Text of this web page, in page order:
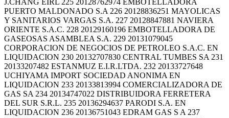
J.CHANG EIRL 225 20128762974 EMBOTELLADORA
PUERTO MALDONADO S.A 226 20128836251 MAYOLICAS
Y SANITARIOS VARGAS S.A. 227 20128847881 NAVIERA
ORIENTE S.A.C. 228 20129160196 EMBOTELLADORA DE
GASEOSAS ASAMBLEA S.A. 229 20131079045
CORPORACION DE NEGOCIOS DE PETROLEO S.A.C. EN
LIQUIDACION 230 20132707830 CENTRAL TUMBES SA 231
20133207482 ESTANMUZ E.I.R.LTDA. 232 20133727648
UCHIYAMA IMPORT SOCIEDAD ANONIMA EN
LIQUIDACION 233 20133813994 COMERCIALIZADORA DE
GAS SA 234 20134747022 DISTRIBUIDORA FERRETERA
DEL SUR S.R.L. 235 20136294637 PARODI S.A. EN
LIQUIDACION 236 20136751043 EDRAM GAS S A 237